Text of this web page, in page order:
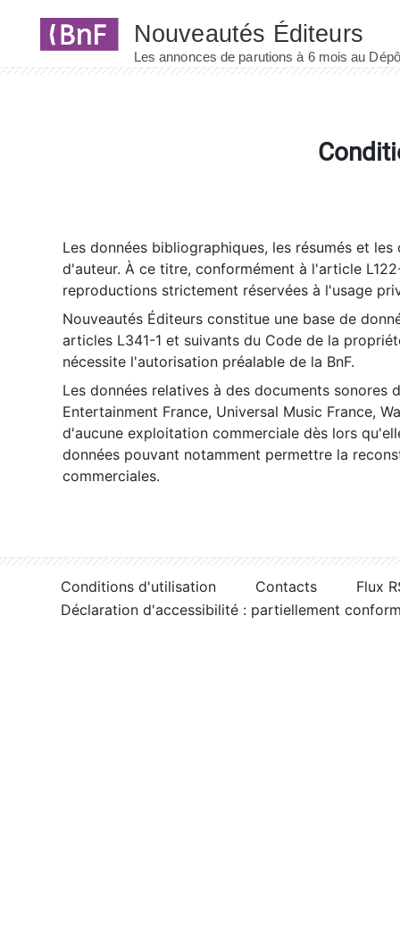
Les données bibliographiques, les résumés et
d'auteur. À ce titre, conformément à l'article
reproductions strictement réservées à l'usage
Nouveautés Éditeurs constitue une base de
articles L341-1 et suivants du Code de la
nécessite l'autorisation préalable de la BnF.
Les données relatives à des documents sonores
Entertainment France, Universal Music France,
d'aucune exploitation commerciale dès lors
données pouvant notamment permettre la
commerciales.
Conditions d'utilisation Contacts
Flux
Déclaration d'accessibilité : partiellement